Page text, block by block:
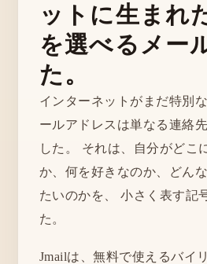
ットに生まれ
を選べるメー
た。
インターネットがまだ特別
ールアドレスは単なる連絡
した。 それは、自分がどこ
か、何を好きなのか、どん
たいのかを、 小さく表す記
た。
Jmailは、無料で使えるバイ